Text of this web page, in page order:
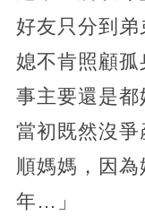
好友只分到
媳不肯照顧
事主要還是
當初既然沒
順媽媽，因
年…」